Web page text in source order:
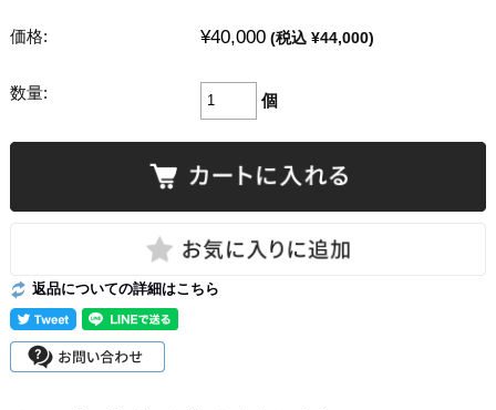
価格: ¥40,000 (税込 ¥44,000)
数量: 個
返品についての詳細はこちら